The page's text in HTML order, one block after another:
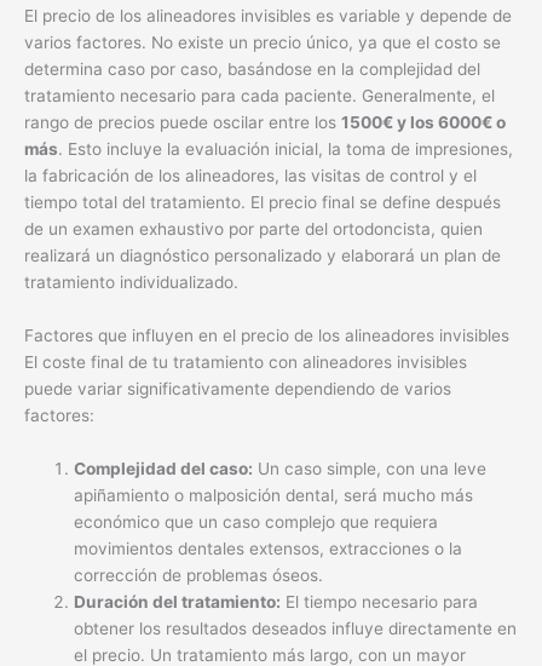
El precio de los alineadores invisibles es variable y depende de
varios factores. No existe un precio único, ya que el costo se
determina caso por caso, basándose en la complejidad del
tratamiento necesario para cada paciente. Generalmente, el
rango de precios puede oscilar entre los 1500€ y los 6000€ o
más. Esto incluye la evaluación inicial, la toma de impresiones,
la fabricación de los alineadores, las visitas de control y el
tiempo total del tratamiento. El precio final se define después
de un examen exhaustivo por parte del ortodoncista, quien
realizará un diagnóstico personalizado y elaborará un plan de
tratamiento individualizado.
Factores que influyen en el precio de los alineadores invisibles
El coste final de tu tratamiento con alineadores invisibles
puede variar significativamente dependiendo de varios
factores:
Complejidad del caso: Un caso simple, con una leve
apiñamiento o malposición dental, será mucho más
económico que un caso complejo que requiera
movimientos dentales extensos, extracciones o la
corrección de problemas óseos.
Duración del tratamiento: El tiempo necesario para
obtener los resultados deseados influye directamente en
el precio. Un tratamiento más largo, con un mayor